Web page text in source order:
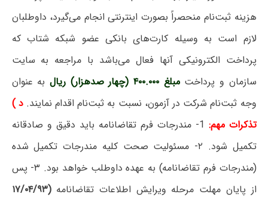
هزینه ثبت‌نام منحصراً بصورت اینترنتی انجام می‌گیرد، داوطلبان
لازم است به وسیله کارت‌های بانکی عضو شبکه شتاب که
پرداخت الکترونیکی آنها فعال می‌باشد با مراجعه به سایت
سازمان و پرداختمبلغ ۴۰۰.۰۰۰ (چهار صدهزار) ریال
به عنوان
وجه ثبت‌نام شرکت در آزمون، نسبت به ثبت‌نام اقدام نمایند.د‍ )
تذکرات‌ مهم:
1- مندرجات فرم تقاضانامه باید دقیق و صادقانه
تکمیل شود. ۲- مسئولیت‌ صحت‌ کلیه‌ مندرجات‌ تکمیل‌ شده‌
(مندرجات‌ فرم‌ تقاضانامه) به‌ عهده‌ داوطلب‌ خواهد بود. ۳- پس
از پایان مهلت مرحله ویرایش اطلاعات تقاضانامه (۱۷/۰۴/۹۳